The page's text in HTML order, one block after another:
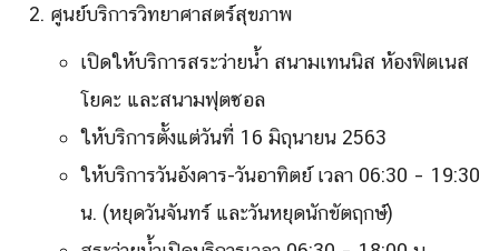
Search
ศูนย์บริการวิทยาศาสตร์สุขภาพ
เปิดให้บริการสระว่ายน้ำ สนามเทนนิส ห้องฟิตเนส
โยคะ และสนามฟุตซอล
ให้บริการตั้งแต่วันที่ 16 มิถุนายน 2563
ให้บริการวันอังคาร-วันอาทิตย์ เวลา 06:30 – 19:30
น. (หยุดวันจันทร์ และวันหยุดนักขัตฤกษ์)